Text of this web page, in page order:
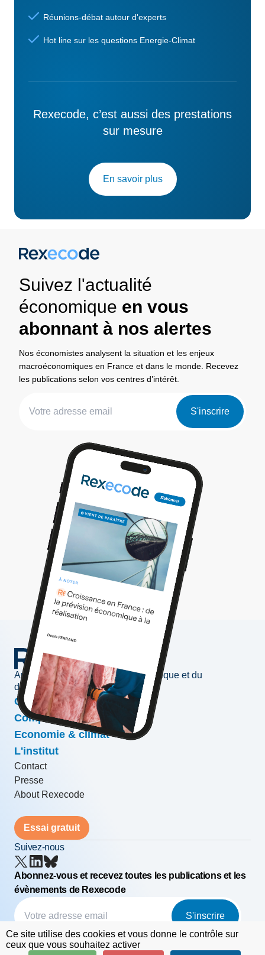
Réunions-débat autour d'experts
Hot line sur les questions Energie-Climat
Rexecode, c’est aussi des prestations
sur mesure
En savoir plus
Suivez l'actualité
économique en vous
abonnant à nos alertes
Nos économistes analysent la situation et les enjeux
macroéconomiques en France et dans le monde. Recevez
les publications selon vos centres d’intérêt.
S'inscrire
Au service de l'information économique et du
développement des entreprises
Conjoncture & prévisions
Compétitivité & croissance
Economie & climat
L'institut
Contact
Presse
About Rexecode
Essai gratuit
Suivez-nous
Abonnez-vous et recevez toutes les publications et les
évènements de Rexecode
S'inscrire
© Rexecode FAQ Mentions légales
Ce site utilise des cookies et vous donne le contrôle sur
ceux que vous souhaitez activer